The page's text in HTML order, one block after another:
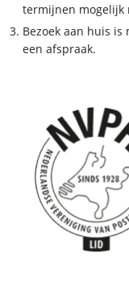
termijnen mogelijk
Bezoek aan huis is
een afspraak.